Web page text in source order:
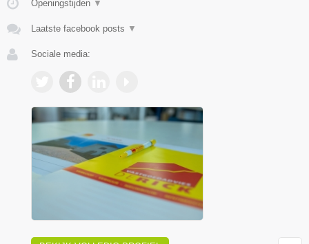
Openingstijden ▼
Laatste facebook posts ▼
Sociale media: